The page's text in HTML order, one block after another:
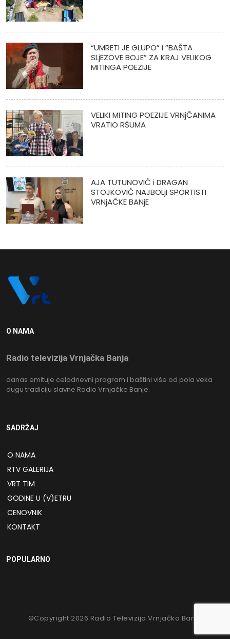
“UMRETI JE GLUPO” i “BAŠTA
SLjEZOVE BOJE” ZA KRAJ VELIKOG
MITINGA POEZIJE
VELIKI MITING POEZIJE VRNjČANIMA
VRATIO RŠUMA
AJA TUTUNOVIĆ i DRAGAN
STOJKOVIĆ NAJBOLjI SPORTISTI
VRNjAČKE BANjE
O NAMA
Radio televizija Vrnjačka Banja
danas emituje celodnevni program i baštini više od pola veka
dugu tradiciju slavne Radio Vrnjačke Banje.
SADRŽAJ
O NAMA
RTV GALERIJA
VRT TIM
GODINE U (V)ETRU
CENOVNIK
KONTAKT
POPULARNO
©Copyright 2026 Radio Televizija Vrnjačka Banja